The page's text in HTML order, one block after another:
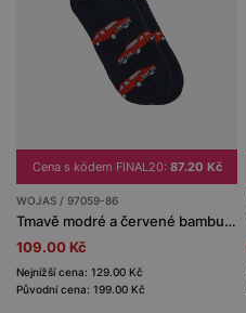
Cena s kódem FINAL20: 87.20 Kč
WOJAS / 97059-86
Tmavě modré a červené bambusové ponožky s motivem auta.
109.00 Kč
Nejnižší cena: 129.00 Kč
Původní cena: 199.00 Kč